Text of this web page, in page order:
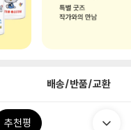
배송/반품/교환
추천평